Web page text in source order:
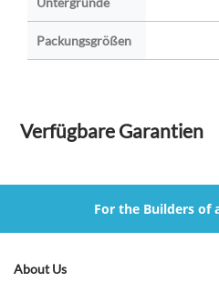
Packungsgrößen
Verfügbare Garantien
For the Builders of
About Us